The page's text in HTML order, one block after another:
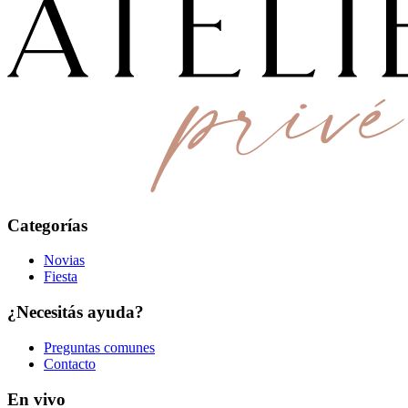
Categorías
Novias
Fiesta
¿Necesitás ayuda?
Preguntas comunes
Contacto
En vivo